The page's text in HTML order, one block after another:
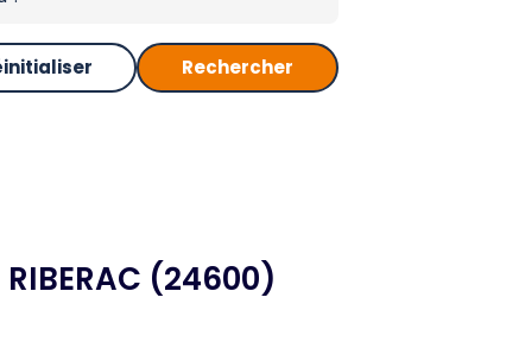
Rechercher
RIBERAC (24600)